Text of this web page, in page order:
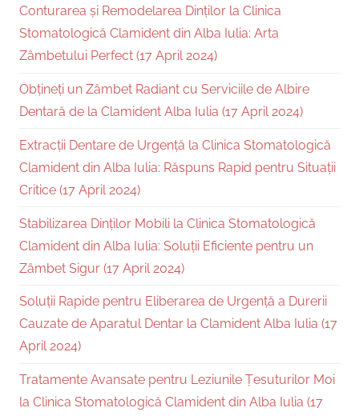
Conturarea și Remodelarea Dinților la Clinica
Stomatologică Clamident din Alba Iulia: Arta
Zâmbetului Perfect (17 April 2024)
Obțineți un Zâmbet Radiant cu Serviciile de Albire
Dentară de la Clamident Alba Iulia (17 April 2024)
Extracții Dentare de Urgență la Clinica Stomatologică
Clamident din Alba Iulia: Răspuns Rapid pentru Situații
Critice (17 April 2024)
Stabilizarea Dinților Mobili la Clinica Stomatologică
Clamident din Alba Iulia: Soluții Eficiente pentru un
Zâmbet Sigur (17 April 2024)
Soluții Rapide pentru Eliberarea de Urgență a Durerii
Cauzate de Aparatul Dentar la Clamident Alba Iulia (17
April 2024)
Tratamente Avansate pentru Leziunile Țesuturilor Moi
la Clinica Stomatologică Clamident din Alba Iulia (17